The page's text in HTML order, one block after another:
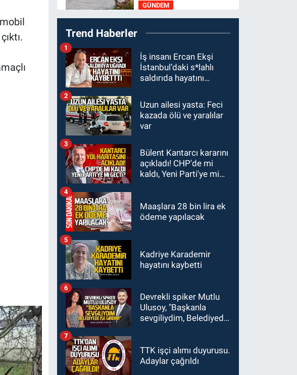
rakipler...
GÜNDEM
19:27Çaycuma
ırmağında görüldü:
yaşadı
GÜNDEM
19:12TMO kabuklu
fındık alım fiyatlarını
GÜNDEM
18:52Zonguldak'ta
pitbul köpek anne ve
Tedavi altındalar
GÜNDEM
18:44Zonguldak'ta
araç yayaya çarptı: Ağır
altına alındı
Trend Haberler
İş insanı Ercan Ekşi
İstanbul’daki s*lahlı
saldırıda hayatını
1
Uzun ailesi yasta: Feci
kazada ölü ve yaralılar
var
2
Bülent Kantarcı kararını
açıkladı! CHP'de mi
kaldı, Yeni Parti'ye mi
3
Maaşlara 28 bin lira ek
ödeme yapılacak
4
Kadriye Karademir
hayatını kaybetti
5
Devrekli spiker Mutlu
Ulusoy, "Başkanla
sevgiliydim, Belediyede
6
TTK işçi alımı duyurusu.
Adaylar çağrıldı
7